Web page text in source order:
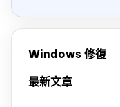
Windows 修復
最新文章